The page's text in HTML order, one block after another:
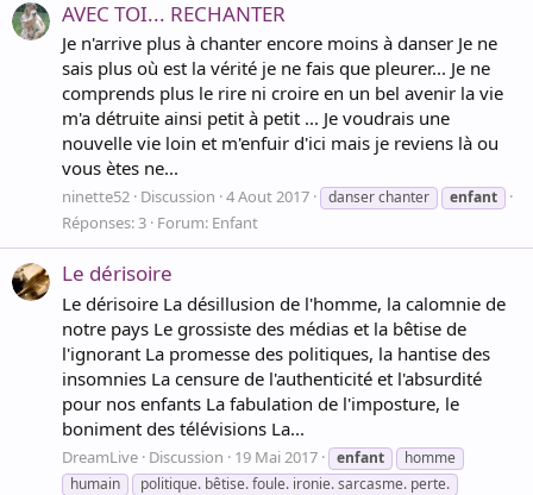
AVEC TOI... RECHANTER
Je n'arrive plus à chanter encore moins à danser Je ne
sais plus où est la vérité je ne fais que pleurer... Je ne
comprends plus le rire ni croire en un bel avenir la vie
m'a détruite ainsi petit à petit ... Je voudrais une
nouvelle vie loin et m'enfuir d'ici mais je reviens là ou
vous ètes ne...
ninette52 Discussion 4 Aout 2017 danser chanter enfant
Réponses: 3 Forum: Enfant
Le dérisoire
Le dérisoire La désillusion de l'homme, la calomnie de
notre pays Le grossiste des médias et la bêtise de
l'ignorant La promesse des politiques, la hantise des
insomnies La censure de l'authenticité et l'absurdité
pour nos enfants La fabulation de l'imposture, le
boniment des télévisions La...
DreamLive Discussion 19 Mai 2017 enfant
homme
humain
politique. bêtise. foule. ironie. sarcasme. perte.